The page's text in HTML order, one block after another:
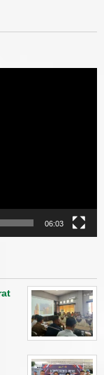
06:03